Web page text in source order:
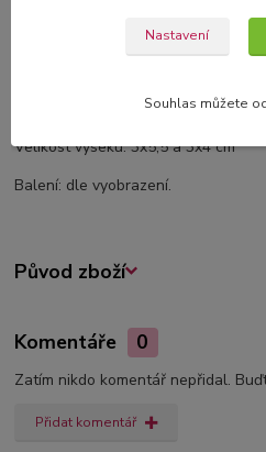
Kartonové výřezy z 1,2 mm silného
techniku mixed media.
Velikost výseku: 3x5,5 a 3x4 cm
Balení: dle vyobrazení.
Původ zboží
Komentáře 0
Zatím nikdo komentář nepřidal.
Přidat komentář
Nastavení
Souhlas můžete